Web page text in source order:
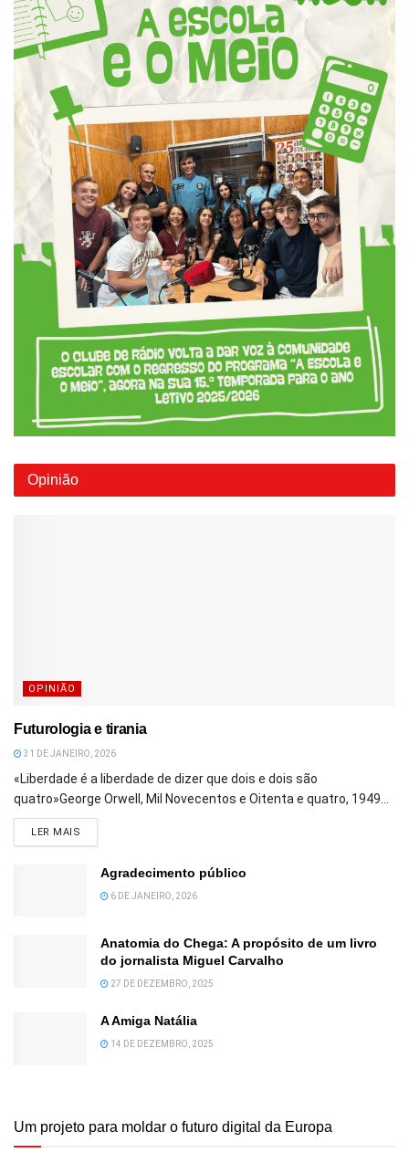
Opinião
OPINIÃO
Futurologia e tirania
31 DE JANEIRO, 2026
«Liberdade é a liberdade de dizer que dois e dois são
quatro»George Orwell, Mil Novecentos e Oitenta e quatro, 1949...
LER MAIS
Agradecimento público
6 DE JANEIRO, 2026
Anatomia do Chega: A propósito de um livro
do jornalista Miguel Carvalho
27 DE DEZEMBRO, 2025
A Amiga Natália
14 DE DEZEMBRO, 2025
Um projeto para moldar o futuro digital da Europa